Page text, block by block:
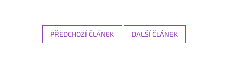
PŘEDCHOZÍ ČLÁNEK DALŠÍ ČLÁNEK